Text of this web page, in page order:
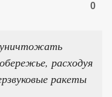
0
расходуя
ракеты